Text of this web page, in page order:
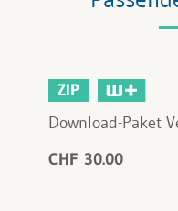
ZIP
Download-Paket
CHF 30.00